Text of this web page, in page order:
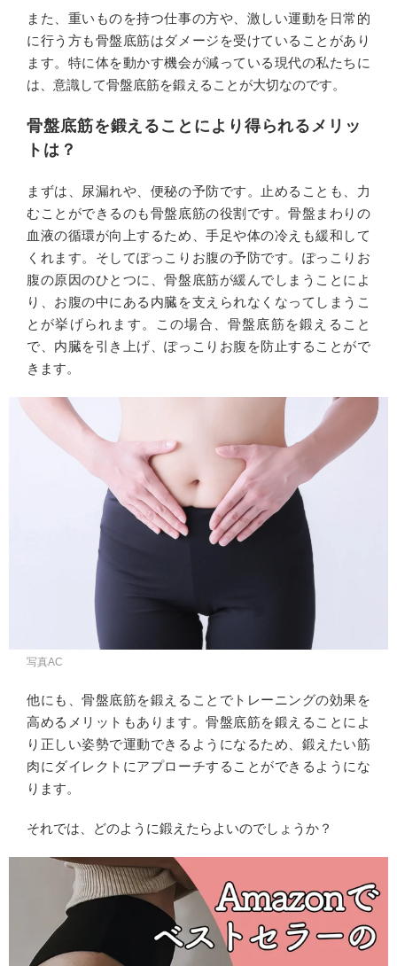
また、重いものを持つ仕事の方や、激しい運動を日常的
に行う方も骨盤底筋はダメージを受けていることがあり
ます。特に体を動かす機会が減っている現代の私たちに
は、意識して骨盤底筋を鍛えることが大切なのです。
骨盤底筋を鍛えることにより得られるメリッ
トは？
まずは、尿漏れや、便秘の予防です。止めることも、力
むことができるのも骨盤底筋の役割です。骨盤まわりの
血液の循環が向上するため、手足や体の冷えも緩和して
くれます。そしてぽっこりお腹の予防です。ぽっこりお
腹の原因のひとつに、骨盤底筋が緩んでしまうことによ
り、お腹の中にある内臓を支えられなくなってしまうこ
とが挙げられます。この場合、骨盤底筋を鍛えること
で、内臓を引き上げ、ぽっこりお腹を防止することがで
きます。
写真AC
他にも、骨盤底筋を鍛えることでトレーニングの効果を
高めるメリットもあります。骨盤底筋を鍛えることによ
り正しい姿勢で運動できるようになるため、鍛えたい筋
肉にダイレクトにアプローチすることができるようにな
ります。
それでは、どのように鍛えたらよいのでしょうか？